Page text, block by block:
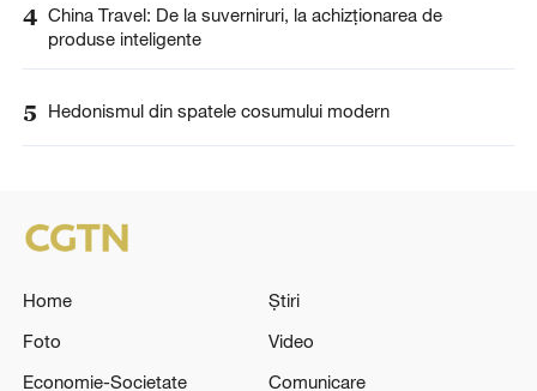
4 China Travel: De la suverniruri, la achizționarea de
produse inteligente
5 Hedonismul din spatele cosumului modern
Home
Știri
Foto
Video
Economie-Societate
Comunicare